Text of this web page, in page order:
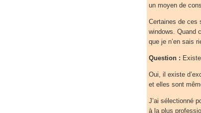
un moyen de
Certaines de ces
windows. Quand
que je n’en sais
Question :
Oui, il existe
et elles sont
J’ai sélectionné
à la plus